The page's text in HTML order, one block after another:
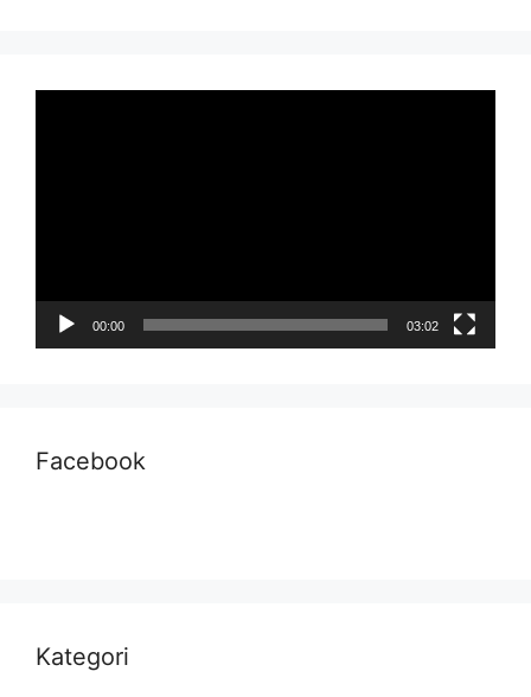
00:00 03:02
Facebook
Kategori